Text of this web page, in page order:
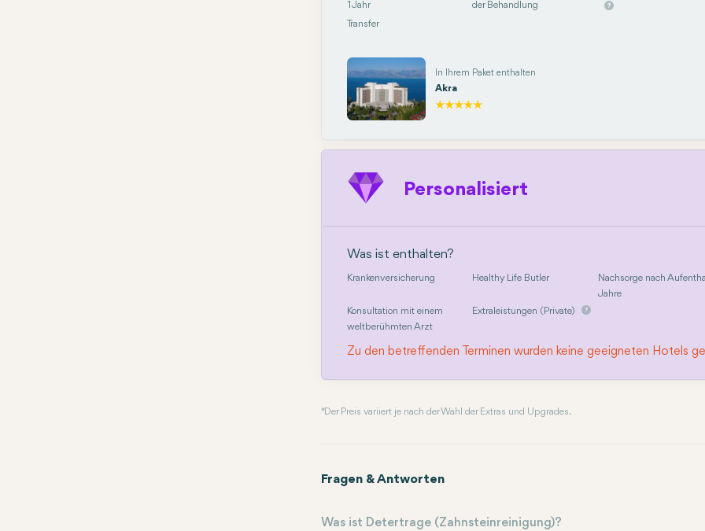
1 Jahr
der Behandlung
Transfer
In Ihrem Paket enthalten
Akra
Personalisiert
Was ist enthalten?
Krankenversicherung Healthy Life Butler
Nachsorge nach
Jahre
Konsultation mit einem
weltberühmten Arzt
Extraleistungen (Private)
Zu den betreffenden Terminen wurden keine geeigneten Hotels
* Der Preis variiert je nach der Wahl der Extras und Upgrades.
Fragen & Antworten
Was ist Detertrage (Zahnsteinreinigung)?